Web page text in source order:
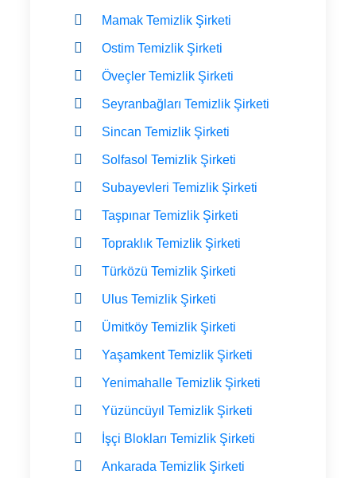
Mamak Temizlik Şirketi
Ostim Temizlik Şirketi
Öveçler Temizlik Şirketi
Seyranbağları Temizlik Şirketi
Sincan Temizlik Şirketi
Solfasol Temizlik Şirketi
Subayevleri Temizlik Şirketi
Taşpınar Temizlik Şirketi
Topraklık Temizlik Şirketi
Türközü Temizlik Şirketi
Ulus Temizlik Şirketi
Ümitköy Temizlik Şirketi
Yaşamkent Temizlik Şirketi
Yenimahalle Temizlik Şirketi
Yüzüncüyıl Temizlik Şirketi
İşçi Blokları Temizlik Şirketi
Ankarada Temizlik Şirketi